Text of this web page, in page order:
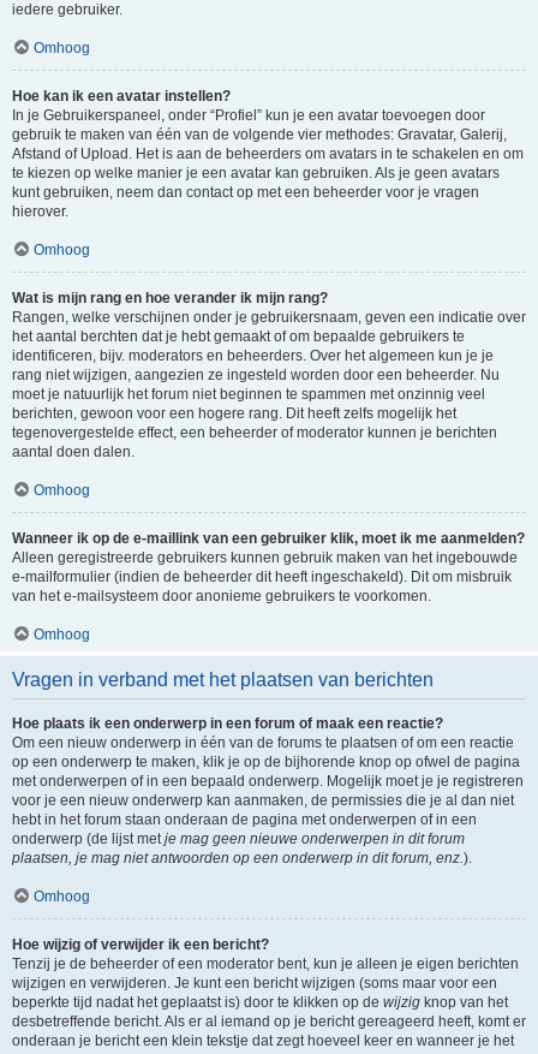
iedere gebruiker.
Omhoog
Hoe kan ik een avatar instellen?
In je Gebruikerspaneel, onder “Profiel” kun je een avatar toevoegen door
gebruik te maken van één van de volgende vier methodes: Gravatar, Galerij,
Afstand of Upload. Het is aan de beheerders om avatars in te schakelen en om
te kiezen op welke manier je een avatar kan gebruiken. Als je geen avatars
kunt gebruiken, neem dan contact op met een beheerder voor je vragen
hierover.
Omhoog
Wat is mijn rang en hoe verander ik mijn rang?
Rangen, welke verschijnen onder je gebruikersnaam, geven een indicatie over
het aantal berchten dat je hebt gemaakt of om bepaalde gebruikers te
identificeren, bijv. moderators en beheerders. Over het algemeen kun je je
rang niet wijzigen, aangezien ze ingesteld worden door een beheerder. Nu
moet je natuurlijk het forum niet beginnen te spammen met onzinnig veel
berichten, gewoon voor een hogere rang. Dit heeft zelfs mogelijk het
tegenovergestelde effect, een beheerder of moderator kunnen je berichten
aantal doen dalen.
Omhoog
Wanneer ik op de e-maillink van een gebruiker klik, moet ik me aanmelden?
Alleen geregistreerde gebruikers kunnen gebruik maken van het ingebouwde
e-mailformulier (indien de beheerder dit heeft ingeschakeld). Dit om misbruik
van het e-mailsysteem door anonieme gebruikers te voorkomen.
Omhoog
Vragen in verband met het plaatsen van berichten
Hoe plaats ik een onderwerp in een forum of maak een reactie?
Om een nieuw onderwerp in één van de forums te plaatsen of om een reactie
op een onderwerp te maken, klik je op de bijhorende knop op ofwel de pagina
met onderwerpen of in een bepaald onderwerp. Mogelijk moet je je registreren
voor je een nieuw onderwerp kan aanmaken, de permissies die je al dan niet
hebt in het forum staan onderaan de pagina met onderwerpen of in een
onderwerp (de lijst metje mag geen nieuwe onderwerpen in dit forum
plaatsen, je mag niet antwoorden op een onderwerp in dit forum, enz.).
Omhoog
Hoe wijzig of verwijder ik een bericht?
Tenzij je de beheerder of een moderator bent, kun je alleen je eigen berichten
wijzigen en verwijderen. Je kunt een bericht wijzigen (soms maar voor een
beperkte tijd nadat het geplaatst is) door te klikken op de wijzig knop van het
desbetreffende bericht. Als er al iemand op je bericht gereageerd heeft, komt er
onderaan je bericht een klein tekstje dat zegt hoeveel keer en wanneer je het